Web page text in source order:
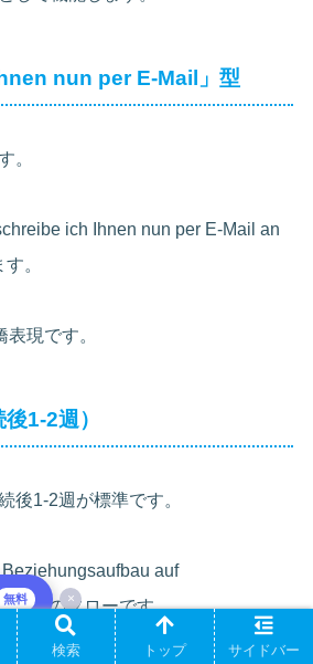
nun per E-Mail」型
。
ich Ihnen nun per E-Mail an
。
現です。
1-2週）
後1-2週が標準です。
Beziehungsaufbau auf
」のフローです。
無料 ×
検索 トップ サイドバー